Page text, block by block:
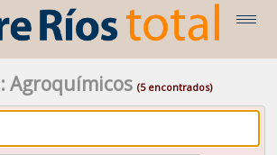
Agroquímicos(5 encontrados)